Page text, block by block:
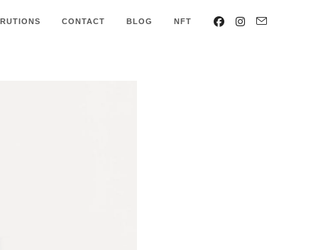
CONTACT BLOG NFT